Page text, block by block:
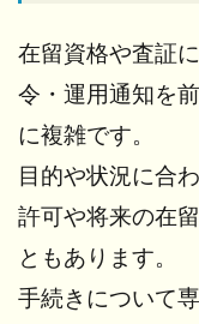
在留資格や査証
令・運用通知を
に複雑です。
目的や状況に合
許可や将来の在
ともあります。
手続きについて